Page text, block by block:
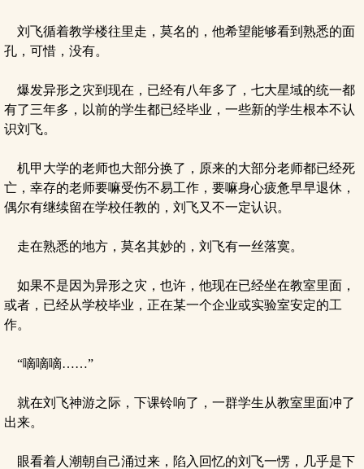
刘飞循着教学楼往里走，莫名的，他希望能够看到熟悉的面
孔，可惜，没有。
爆发异形之灾到现在，已经有八年多了，七大星域的统一都
有了三年多，以前的学生都已经毕业，一些新的学生根本不认
识刘飞。
机甲大学的老师也大部分换了，原来的大部分老师都已经死
亡，幸存的老师要嘛受伤不易工作，要嘛身心疲惫早早退休，
偶尔有继续留在学校任教的，刘飞又不一定认识。
走在熟悉的地方，莫名其妙的，刘飞有一丝落寞。
如果不是因为异形之灾，也许，他现在已经坐在教室里面，
或者，已经从学校毕业，正在某一个企业或实验室安定的工
作。
“嘀嘀嘀……”
就在刘飞神游之际，下课铃响了，一群学生从教室里面冲了
出来。
眼看着人潮朝自己涌过来，陷入回忆的刘飞一愣，几乎是下